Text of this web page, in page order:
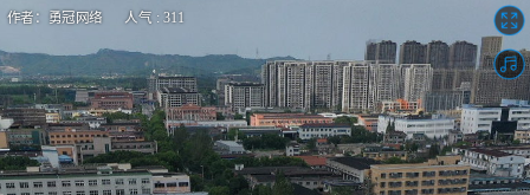
宁波亿赛普电子有限公司
作者：勇冠网络 人气 : 311